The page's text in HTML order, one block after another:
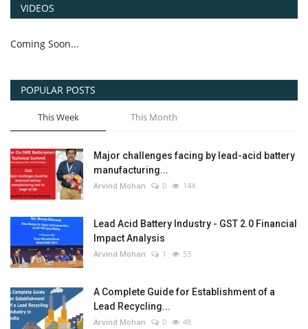
VIDEOS
Coming Soon...
POPULAR POSTS
This Week This Month
Major challenges facing by lead-acid battery
manufacturing...
Arvind Mohan 0 144
Lead Acid Battery Industry - GST 2.0 Financial
Impact Analysis
Arvind Mohan 1 53
A Complete Guide for Establishment of a
Lead Recycling...
Arvind Mohan 0 48